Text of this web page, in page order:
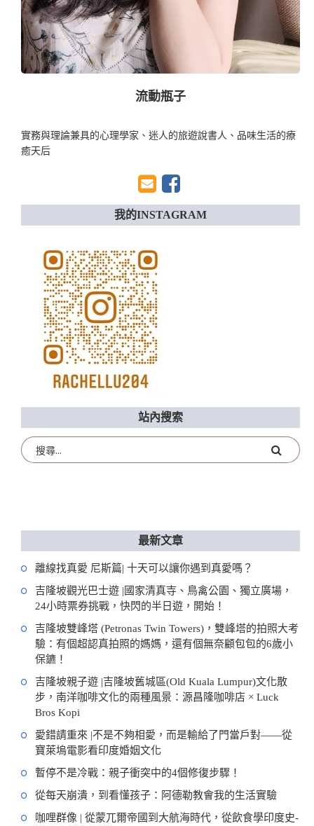
流動瓶子
實務與理論兼具的心理學家、迷人的旅遊說書人、品味生活的療
癒天后
我的INSTAGRAM
站內搜索
最新文章
離線找真愛 尼斯篇| 十天可以讓你遇到真愛嗎？
吉隆坡觀光巴士遊 |國家清真寺、鳥禽公園、獨立廣場，
24小時票券挑戰，快閃的半日遊，開始！
吉隆坡雙峰塔 (Petronas Twin Towers)，雙峰塔的拍照大考
驗：有個超認真拍照的媽媽，還有個無奈顧包包的6歲小
保鑣！
吉隆坡親子遊 |吉隆坡舊城區(Old Kuala Lumpur)文化散
步，南洋咖啡文化的兩種風景：源昌隆咖啡店 × Luck
Bros Kopi
愛錯請重來 |不是不夠相愛，而是輸給了門當戶對——從
寶萊塢電影看印度婚姻文化
暫停不是冷戰：親子衝突中的4個修復步驟！
從每天崩潰，到看懂孩子：阿德勒教會我的生活實驗
咖哩群像 | 從蒙兀爾帝國到大航海時代，從飲食學印度史-